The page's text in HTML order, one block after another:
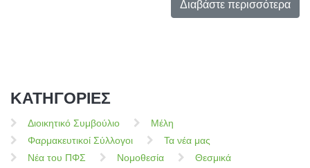
Διαβάστε περισσότερα
ΚΑΤΗΓΟΡΙΕΣ
Διοικητικό Συμβούλιο
Μέλη
Φαρμακευτικοί Σύλλογοι
Τα νέα μας
Νέα του ΠΦΣ
Νομοθεσία
Θεσμικά